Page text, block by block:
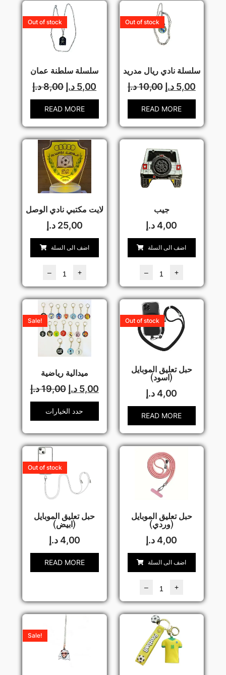
سلسلة سلطنة عمان
Out of stock
8,00د.إ 5,00 د.إ
READ MORE
سلسلة نادي ريال مدريد
Out of stock
10,00د.إ 5,00 د.إ
READ MORE
لايت مكتبي نادي الوصل
25,00 د.إ
اضف الى السلة
– +
جيب
4,00 د.إ
اضف الى السلة
– +
ميدالية رياضية
Sale!
19,00د.إ 5,00 د.إ
حدد الخيارات
حبل تعليق الموبايل
(اسود)
Out of stock
4,00 د.إ
READ MORE
حبل تعليق الموبايل
(ابيض)
Out of stock
4,00 د.إ
READ MORE
حبل تعليق الموبايل
(وردي)
4,00 د.إ
اضف الى السلة
– +
Sale!